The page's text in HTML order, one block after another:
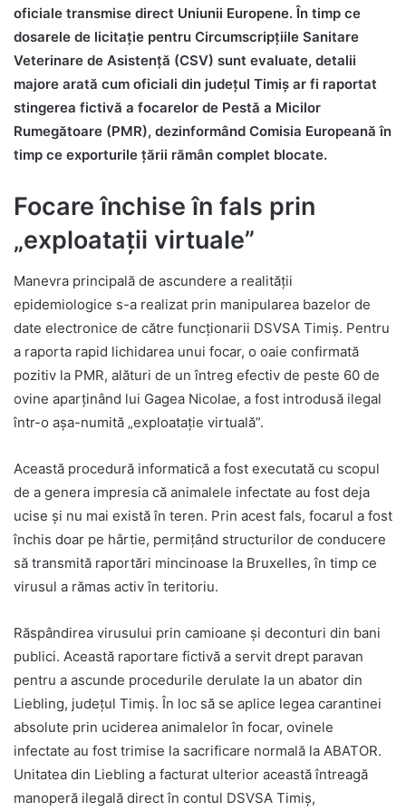
oficiale transmise direct Uniunii Europene. În timp ce
dosarele de licitație pentru Circumscripțiile Sanitare
Veterinare de Asistență (CSV) sunt evaluate, detalii
majore arată cum oficiali din județul Timiș ar fi raportat
stingerea fictivă a focarelor de Pestă a Micilor
Rumegătoare (PMR), dezinformând Comisia Europeană în
timp ce exporturile țării rămân complet blocate.
Focare închise în fals prin
„exploatații virtuale”
Manevra principală de ascundere a realității
epidemiologice s-a realizat prin manipularea bazelor de
date electronice de către funcționarii DSVSA Timiș. Pentru
a raporta rapid lichidarea unui focar, o oaie confirmată
pozitiv la PMR, alături de un întreg efectiv de peste 60 de
ovine aparținând lui Gagea Nicolae, a fost introdusă ilegal
într-o aşa-numită „exploatație virtuală”.
Această procedură informatică a fost executată cu scopul
de a genera impresia că animalele infectate au fost deja
ucise și nu mai există în teren. Prin acest fals, focarul a fost
închis doar pe hârtie, permițând structurilor de conducere
să transmită raportări mincinoase la Bruxelles, în timp ce
virusul a rămas activ în teritoriu.
Răspândirea virusului prin camioane și deconturi din bani
publici. Această raportare fictivă a servit drept paravan
pentru a ascunde procedurile derulate la un abator din
Liebling, județul Timiș. În loc să se aplice legea carantinei
absolute prin uciderea animalelor în focar, ovinele
infectate au fost trimise la sacrificare normală la ABATOR.
Unitatea din Liebling a facturat ulterior această întreagă
manoperă ilegală direct în contul DSVSA Timiș,